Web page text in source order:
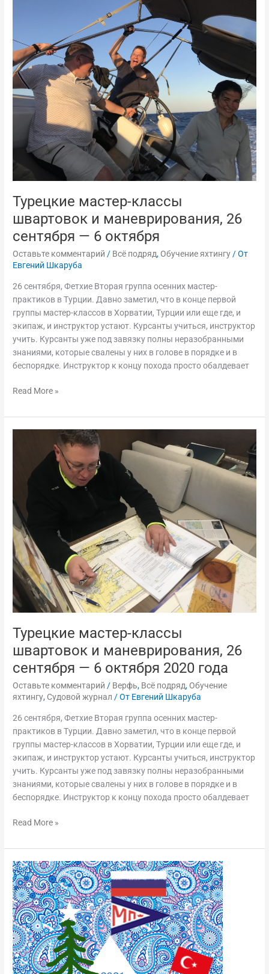
Турецкие мастер-классы
швартовок и маневрирования, 26
сентября — 6 октября
Оставьте комментарий / Всё подряд, Обучение яхтингу / От
Евгений Шкаруба
26 сентября, Фетхие Вторая группа осенних мастер-
практиков в Турции. Давно заметил, что в конце первой
группы мастер-классов в Хорватии, Турции или еще где, и
экипаж, и инструктор устают. Курсанты учиться, инструктор
учить. Курсанты уже под завязку полны неразобранными
знаниями, которые свалены у них в голове в порядке и в
беспорядке. Инструктор к концу похода просто обалдевает
швартовок
и
маневрирования,
26
сентября
—
октября
Read More »
Турецкие мастер-классы
швартовок и маневрирования, 26
сентября — 6 октября 2020 года
Оставьте комментарий / Верфь, Всё подряд, Обучение
яхтингу, Судовой журнал / От Евгений Шкаруба
26 сентября, Фетхие Вторая группа осенних мастер-
практиков в Турции. Давно заметил, что в конце первой
группы мастер-классов в Хорватии, Турции или еще где, и
экипаж, и инструктор устают. Курсанты учиться, инструктор
учить. Курсанты уже под завязку полны неразобранными
знаниями, которые свалены у них в голове в порядке и в
беспорядке. Инструктор к концу похода просто обалдевает
классы
швартовок
маневрирования,
26
сентября
—
6
октября
2020
года
Read More »
Турецкие
новогодние
мастер-
классы
2-
12
января